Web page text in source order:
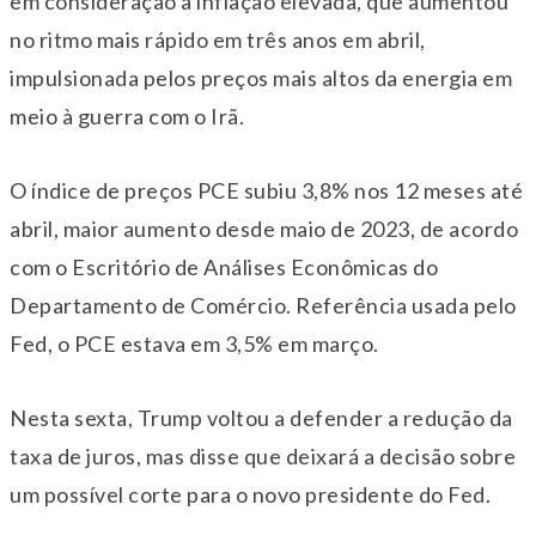
no ritmo mais rápido em três anos em abril,
impulsionada pelos preços mais altos da energia em
meio à guerra com o Irã.
O índice de preços PCE subiu 3,8% nos 12 meses até
abril, maior aumento desde maio de 2023, de acordo
com o Escritório de Análises Econômicas do
Departamento de Comércio. Referência usada pelo
Fed, o PCE estava em 3,5% em março.
Nesta sexta, Trump voltou a defender a redução da
taxa de juros, mas disse que deixará a decisão sobre
um possível corte para o novo presidente do Fed.